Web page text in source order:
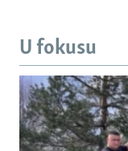
U fokusu